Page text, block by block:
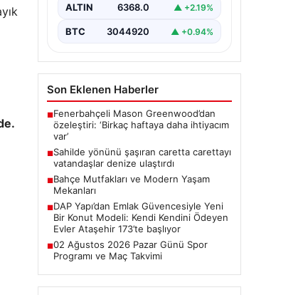
ALTIN 6368.0 ▲ +2.19%
BTC 3044920 ▲ +0.94%
Son Eklenen Haberler
■Fenerbahçeli Mason Greenwood’dan
özeleştiri: ‘Birkaç haftaya daha ihtiyacım
var’
■Sahilde yönünü şaşıran caretta carettayı
vatandaşlar denize ulaştırdı
■Bahçe Mutfakları ve Modern Yaşam
Mekanları
■DAP Yapı’dan Emlak Güvencesiyle Yeni
Bir Konut Modeli: Kendi Kendini Ödeyen
Evler Ataşehir 173’te başlıyor
■02 Ağustos 2026 Pazar Günü Spor
Programı ve Maç Takvimi